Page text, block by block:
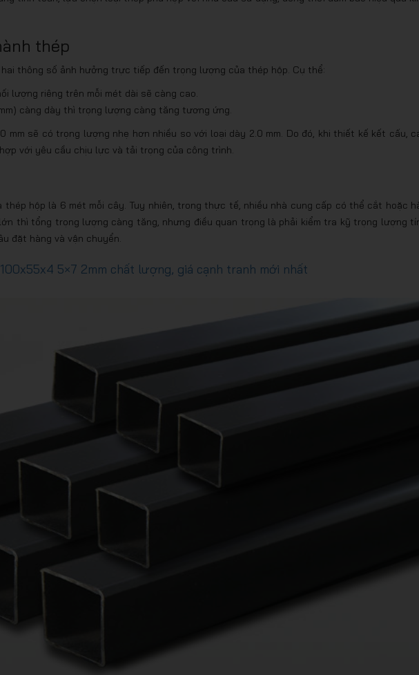
thép
thông số ảnh hưởng trực tiếp đến trọng lượng của thép hộp. Cụ thể:
lượng riêng trên mỗi mét dài sẽ càng cao.
càng dày thì trọng lượng càng tăng tương ứng.
mm sẽ có trọng lượng nhẹ hơn nhiều so với loại dày 2.0 mm. Do đó, khi thiết kế kết cấu,
với yêu cầu chịu lực và tải trọng của công trình.
thép hộp là 6 mét mỗi cây. Tuy nhiên, trong thực tế, nhiều nhà cung cấp có thể cắt hoặc
thì tổng trọng lượng càng tăng, nhưng điều quan trọng là phải kiểm tra kỹ trọng lượng
đặt hàng và vận chuyển.
5×7 2mm chất lượng, giá cạnh tranh mới nhất